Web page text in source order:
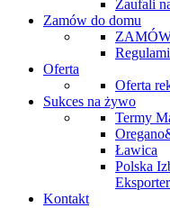
Zaufali
Zamów do domu
Oferta
Oferta
Sukces na żywo
Termy
Ławica
Polska
Kontakt